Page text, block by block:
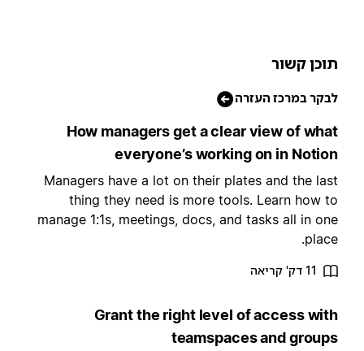
קשור
במרכז העזרה
How managers get a clear view of
everyone’s working on in
Managers have a lot on their plates and the
thing they need is more tools. Learn how
manage 1:1s, meetings, docs, and tasks all in
11 דק' קריאה
Grant the right level of access
teamspaces and